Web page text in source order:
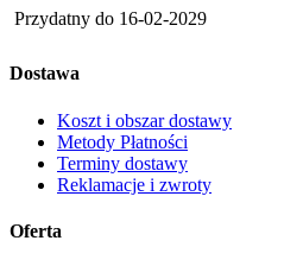
Przydatny do 16-02-2029
Dostawa
Koszt i obszar dostawy
Metody Płatności
Terminy dostawy
Reklamacje i zwroty
Oferta